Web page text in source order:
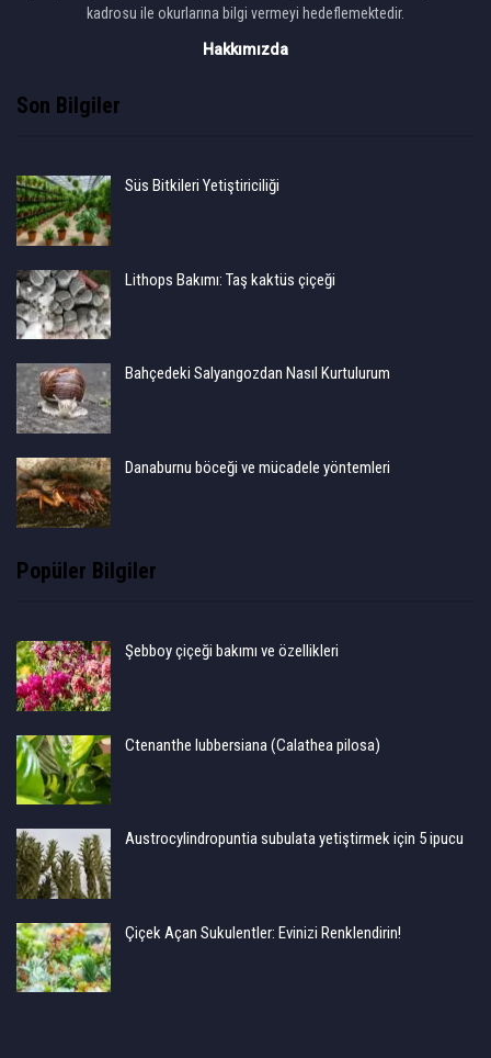
kadrosu ile okurlarına bilgi vermeyi hedeflemektedir.
Hakkımızda
Son Bilgiler
Süs Bitkileri Yetiştiriciliği
Lithops Bakımı: Taş kaktüs çiçeği
Bahçedeki Salyangozdan Nasıl Kurtulurum
Danaburnu böceği ve mücadele yöntemleri
Popüler Bilgiler
Şebboy çiçeği bakımı ve özellikleri
Ctenanthe lubbersiana (Calathea pilosa)
Austrocylindropuntia subulata yetiştirmek için 5 ipucu
Çiçek Açan Sukulentler: Evinizi Renklendirin!